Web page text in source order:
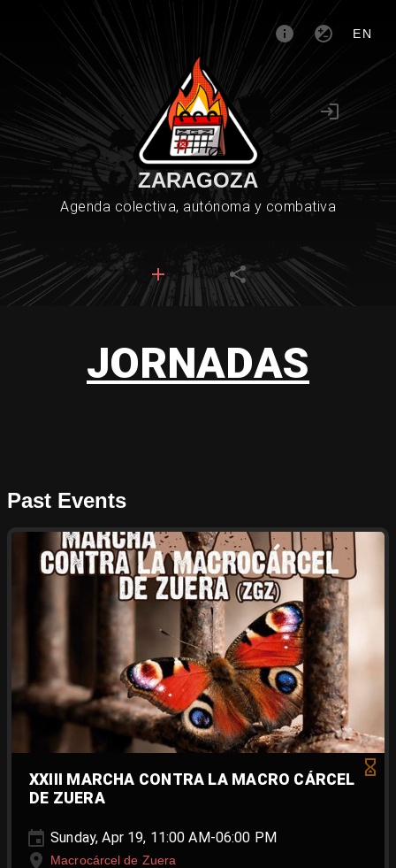
EN
ZARAGOZA
Agenda colectiva, autónoma y combativa
JORNADAS
Past Events
XXIII MARCHA CONTRA LA MACRO CÁRCEL
DE ZUERA
Sunday, Apr 19, 11:00 AM-06:00 PM
Macrocárcel de Zuera